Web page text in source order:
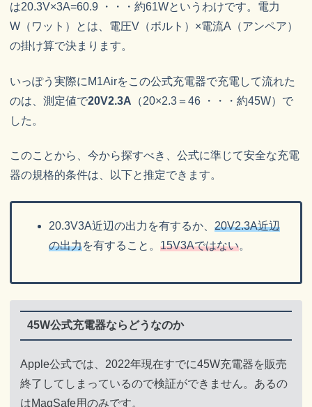
は20.3V×3A=60.9 ・・・約61Wというわけです。電力
W（ワット）とは、電圧V（ボルト）×電流A（アンペア）
の掛け算で決まります。
いっぽう実際にM1Airをこの公式充電器で充電して流れた
のは、測定値で20V2.3A （20×2.3＝46 ・・・約45W）で
した。
このことから、今から探すべき、公式に準じて安全な充電
器の規格的条件は、以下と推定できます。
20.3V3A近辺の出力を有するか、20V2.3A近辺
の出力を有すること。15V3Aではない。
45W公式充電器ならどうなのか
Apple公式では、2022年現在すでに45W充電器を販売
終了してしまっているので検証ができません。あるの
はMagSafe用のみです。